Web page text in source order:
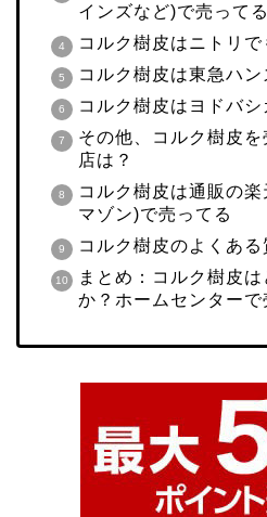
インズなど)で売って
コルク樹皮はニトリで
コルク樹皮は東急ハン
コルク樹皮はヨドバ
その他、コルク樹皮
店は？
コルク樹皮は通販の
マゾン)で売ってる
コルク樹皮のよくある
まとめ：コルク樹皮
か？ホームセンターで